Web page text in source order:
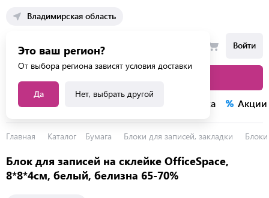
Владимирская область
Это ваш регион?
От выбора региона зависят условия доставки
Да Нет, выбрать другой
Войти
Каталог услуг Распродажа Акции
Главная Каталог Бумага Блоки для записей, закладки
Блок для записей на склейке OfficeSpace,
8*8*4см, белый, белизна 65-70%